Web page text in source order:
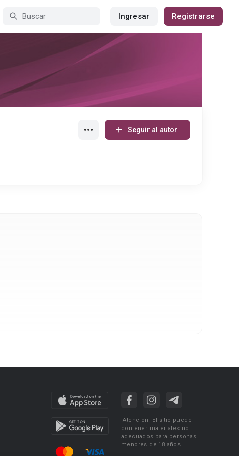
Ingresar Registrarse
Seguir al autor
¡Atención! El sitio puede
contener materiales no
adecuados para personas
menores de 18 años.